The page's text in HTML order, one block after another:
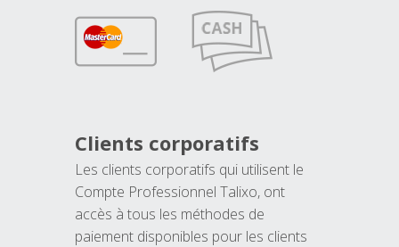
Clients corporatifs
Les clients corporatifs qui utilisent le
Compte Professionnel Talixo, ont
accès à tous les méthodes de
paiement disponibles pour les clients